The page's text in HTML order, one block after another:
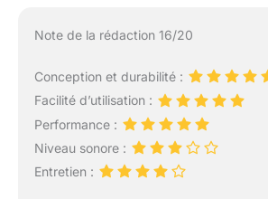
Note de la rédaction 16/20
Conception et durabilité :
Facilité d’utilisation :
Performance :
Niveau sonore :
Entretien :